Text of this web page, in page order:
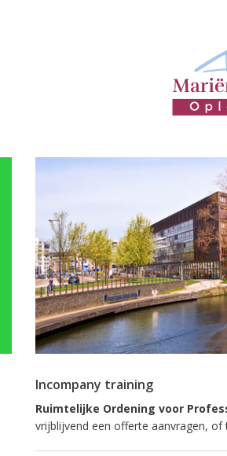
Incompany training
Ruimtelijke Ordening voor
vrijblijvend een offerte aanvragen,